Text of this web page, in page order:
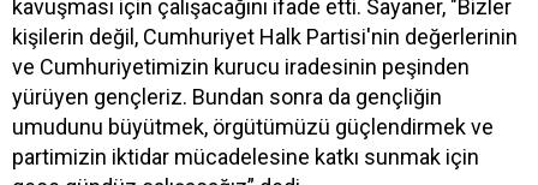
kavuşması için çalışacağını ifade etti. Sayaner, "Bizler
kişilerin değil, Cumhuriyet Halk Partisi'nin değerlerinin
ve Cumhuriyetimizin kurucu iradesinin peşinden
yürüyen gençleriz. Bundan sonra da gençliğin
umudunu büyütmek, örgütümüzü güçlendirmek ve
partimizin iktidar mücadelesine katkı sunmak için